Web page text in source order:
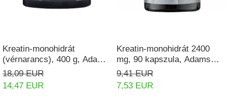
Egyéb
Kiegészítők
Shakerek
Izomgörcsök
Keringési rendszer
Koleszterin
Kreatin-monohidrát
(vérnarancs), 400 g, Adams
Supplements
18,09 EUR
14,47 EUR
Kreatin-monohidrát 2400
mg, 90 kapszula, Adams
Supplements
9,41 EUR
7,53 EUR